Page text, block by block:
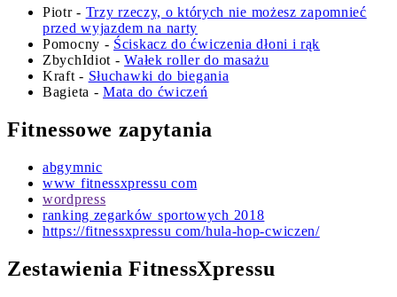
Piotr- Trzy rzeczy, o których nie możesz zapomnieć
przed wyjazdem na narty
Pomocny - Ściskacz do ćwiczenia dłoni i rąk
ZbychIdiot -Wałek roller do masażu
Kraft - Słuchawki do biegania
Bagieta -Mata do ćwiczeń
Fitnessowe zapytania
abgymnic
www fitnessxpressu com
wordpress
ranking zegarków sportowych 2018
https://fitnessxpressu com/hula-hop-cwiczen/
Zestawienia FitnessXpressu